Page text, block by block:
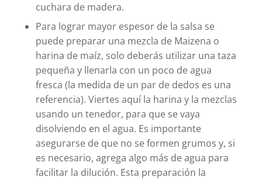
cuchara de madera.
Para lograr mayor espesor de la salsa se
puede preparar una mezcla de Maizena o
harina de maíz, solo deberás utilizar una taza
pequeña y llenarla con un poco de agua
fresca (la medida de un par de dedos es una
referencia). Viertes aquí la harina y la mezclas
usando un tenedor, para que se vaya
disolviendo en el agua. Es importante
asegurarse de que no se formen grumos y, si
es necesario, agrega algo más de agua para
facilitar la dilución. Esta preparación la